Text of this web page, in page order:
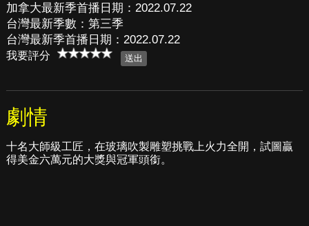
加拿大最新季首播日期：2022.07.22
台灣最新季數：第三季
台灣最新季首播日期：2022.07.22
我要評分
劇情
十名大師級工匠，在玻璃吹製雕塑挑戰上火力全開，試圖贏
得美金六萬元的大獎與冠軍頭銜。